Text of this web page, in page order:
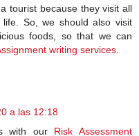
tourist because they visit all
So, we should also visit
foods, so that we can
writing services
a las 12:18
with our Risk Assessment